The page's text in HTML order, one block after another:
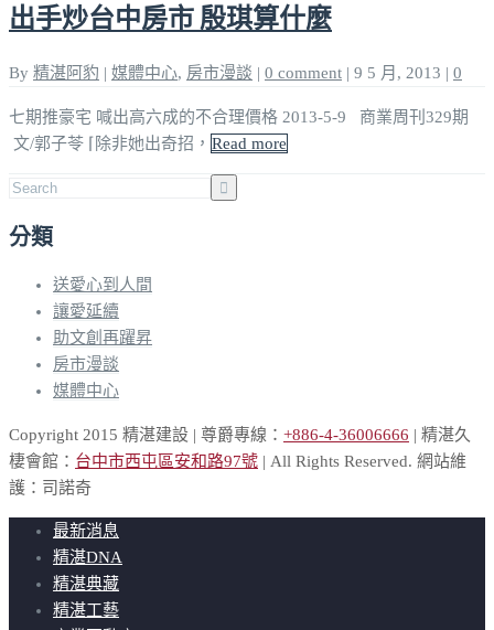
出手炒台中房市 殷琪算什麼
By 精湛阿豹 | 媒體中心, 房市漫談 | 0 comment | 9 5 月, 2013 | 0
七期推豪宅 喊出高六成的不合理價格 2013-5-9 商業周刊329期
文/郭子苓 ⌈除非她出奇招， Read more
分類
送愛心到人間
讓愛延續
助文創再躍昇
房市漫談
媒體中心
Copyright 2015 精湛建設 | 尊爵專線： +886-4-36006666 | 精湛久
棲會館： 台中市西屯區安和路97號 | All Rights Reserved. 網站維
護：司諾奇
最新消息
精湛DNA
精湛典藏
精湛工藝